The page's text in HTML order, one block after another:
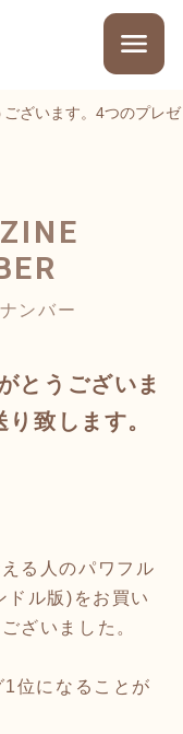
ざいます。4つのプレゼ
ンバー
とうございま
致します。
る人のパワフル
ドル版)をお買い
ざいました。
位になることが